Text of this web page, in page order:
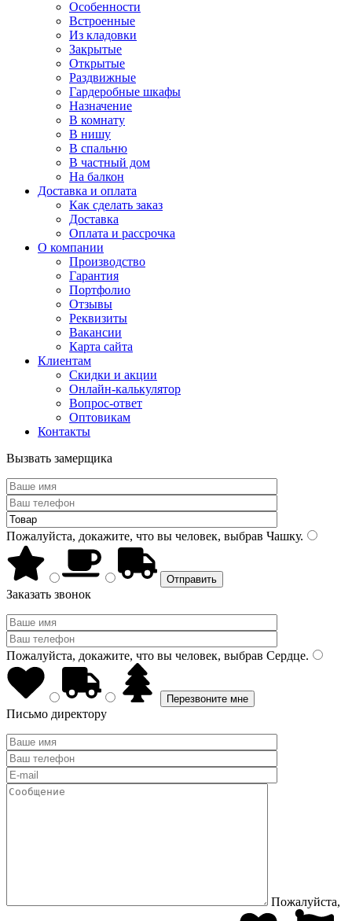
Особенности
Встроенные
Из кладовки
Закрытые
Открытые
Раздвижные
Гардеробные шкафы
Назначение
В комнату
В нишу
В спальню
В частный дом
На балкон
Доставка и оплата
Как сделать заказ
Доставка
Оплата и рассрочка
О компании
Производство
Гарантия
Портфолио
Отзывы
Реквизиты
Вакансии
Карта сайта
Клиентам
Скидки и акции
Онлайн-калькулятор
Вопрос-ответ
Оптовикам
Контакты
Вызвать замерщика
Пожалуйста, докажите, что вы человек, выбрав Чашку.
Заказать звонок
Пожалуйста, докажите, что вы человек, выбрав Сердце.
Письмо директору
Пожалуйста,